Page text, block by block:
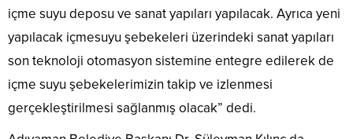
içme suyu deposu ve sanat yapıları yapılacak. Ayrıca yeni
yapılacak içmesuyu şebekeleri üzerindeki sanat yapıları
son teknoloji otomasyon sistemine entegre edilerek de
içme suyu şebekelerimizin takip ve izlenmesi
gerçekleştirilmesi sağlanmış olacak” dedi.